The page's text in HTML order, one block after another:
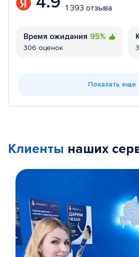
1 393 отзыва
Время ожидания 95%
306 оценок
Показать еще
Клиенты наших